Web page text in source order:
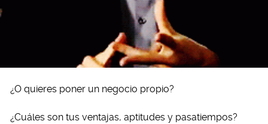
¿O quieres poner un negocio propio?
¿Cuáles son tus ventajas, aptitudes y pasatiempos?